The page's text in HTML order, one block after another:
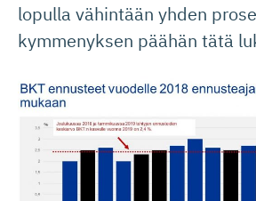
lopulla vähintään yhden
kymmenyksen päähän tätä